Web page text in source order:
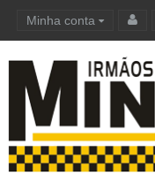
Minha conta